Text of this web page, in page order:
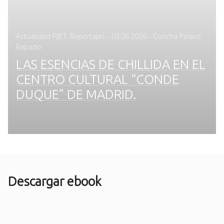
Actualidad FIJET Reportajes - Posted
03.06.2026 - Concha Pelayo
Rapado
LAS ESENCIAS DE CHILLIDA EN EL
CENTRO CULTURAL “CONDE
DUQUE” DE MADRID.
Descargar ebook